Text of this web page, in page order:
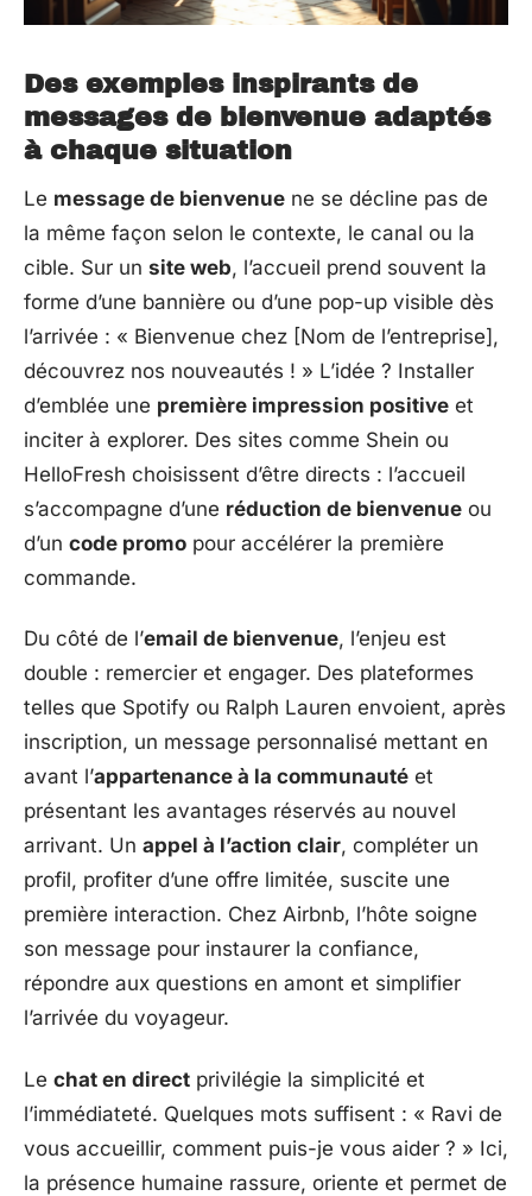
Des exemples inspirants de
messages de bienvenue adaptés
à chaque situation
Le message de bienvenue ne se décline pas de
la même façon selon le contexte, le canal ou la
cible. Sur un site web, l’accueil prend souvent la
forme d’une bannière ou d’une pop-up visible dès
l’arrivée : « Bienvenue chez [Nom de l’entreprise],
découvrez nos nouveautés ! » L’idée ? Installer
d’emblée une première impression positive et
inciter à explorer. Des sites comme Shein ou
HelloFresh choisissent d’être directs : l’accueil
s’accompagne d’une réduction de bienvenue ou
d’un code promo pour accélérer la première
commande.
Du côté de l’email de bienvenue, l’enjeu est
double : remercier et engager. Des plateformes
telles que Spotify ou Ralph Lauren envoient, après
inscription, un message personnalisé mettant en
avant l’appartenance à la communauté et
présentant les avantages réservés au nouvel
arrivant. Un appel à l’action clair, compléter un
profil, profiter d’une offre limitée, suscite une
première interaction. Chez Airbnb, l’hôte soigne
son message pour instaurer la confiance,
répondre aux questions en amont et simplifier
l’arrivée du voyageur.
Le chat en direct privilégie la simplicité et
l’immédiateté. Quelques mots suffisent : « Ravi de
vous accueillir, comment puis-je vous aider ? » Ici,
la présence humaine rassure, oriente et permet de